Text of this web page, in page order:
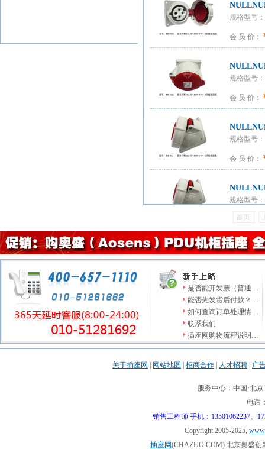
规格型号
会 员 价：
规格型号
会 员 价：
规格型号
会 员 价：
规格型号
会 员 价：
首页
是否能开发票（普通…
能否先发货后付款？…
如何查询订单处理情…
联系我们
插座网购物流程说明…
关于插座网 网站地图 招商合作 人才招聘 广
服务中心：中国·北
电话
销售工程师 手机：13501062237、
Copyright 2005-2025,
插座网(CHAZUO.COM) 北京奥盛